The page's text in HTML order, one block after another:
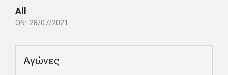
Navigation
Menu
All
ON: 28/07/2021
Αγώνες